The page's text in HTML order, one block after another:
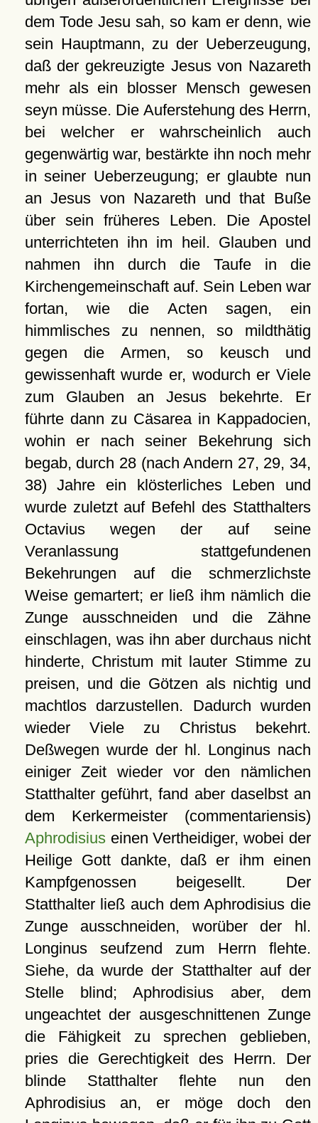
dem Tode Jesu sah, so kam er denn, wie
sein Hauptmann, zu der Ueberzeugung,
daß der gekreuzigte Jesus von Nazareth
mehr als ein blosser Mensch gewesen
seyn müsse. Die Auferstehung des Herrn,
bei welcher er wahrscheinlich auch
gegenwärtig war, bestärkte ihn noch mehr
in seiner Ueberzeugung; er glaubte nun
an Jesus von Nazareth und that Buße
über sein früheres Leben. Die Apostel
unterrichteten ihn im heil. Glauben und
nahmen ihn durch die Taufe in die
Kirchengemeinschaft auf. Sein Leben war
fortan, wie die Acten sagen, ein
himmlisches zu nennen, so mildthätig
gegen die Armen, so keusch und
gewissenhaft wurde er, wodurch er Viele
zum Glauben an Jesus bekehrte. Er
führte dann zu Cäsarea in Kappadocien,
wohin er nach seiner Bekehrung sich
begab, durch 28 (nach Andern 27, 29, 34,
38) Jahre ein klösterliches Leben und
wurde zuletzt auf Befehl des Statthalters
Octavius wegen der auf seine
Veranlassung stattgefundenen
Bekehrungen auf die schmerzlichste
Weise gemartert; er ließ ihm nämlich die
Zunge ausschneiden und die Zähne
einschlagen, was ihn aber durchaus nicht
hinderte, Christum mit lauter Stimme zu
preisen, und die Götzen als nichtig und
machtlos darzustellen. Dadurch wurden
wieder Viele zu Christus bekehrt.
Deßwegen wurde der hl. Longinus nach
einiger Zeit wieder vor den nämlichen
Statthalter geführt, fand aber daselbst an
dem Kerkermeister (commentariensis)
Aphrodisiuseinen Vertheidiger, wobei der
Heilige Gott dankte, daß er ihm einen
Kampfgenossen beigesellt. Der
Statthalter ließ auch dem Aphrodisius die
Zunge ausschneiden, worüber der hl.
Longinus seufzend zum Herrn flehte.
Siehe, da wurde der Statthalter auf der
Stelle blind; Aphrodisius aber, dem
ungeachtet der ausgeschnittenen Zunge
die Fähigkeit zu sprechen geblieben,
pries die Gerechtigkeit des Herrn. Der
blinde Statthalter flehte nun den
Aphrodisius an, er möge doch den